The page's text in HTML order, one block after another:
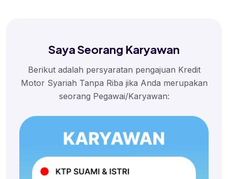
Saya Seorang Karyawan
Berikut adalah persyaratan pengajuan Kredit
Motor Syariah Tanpa Riba jika Anda merupakan
seorang Pegawai/Karyawan: